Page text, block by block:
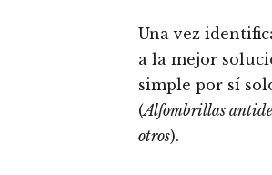
Una vez
a la mejor
simple por sí
(Alfombrillas
otros).